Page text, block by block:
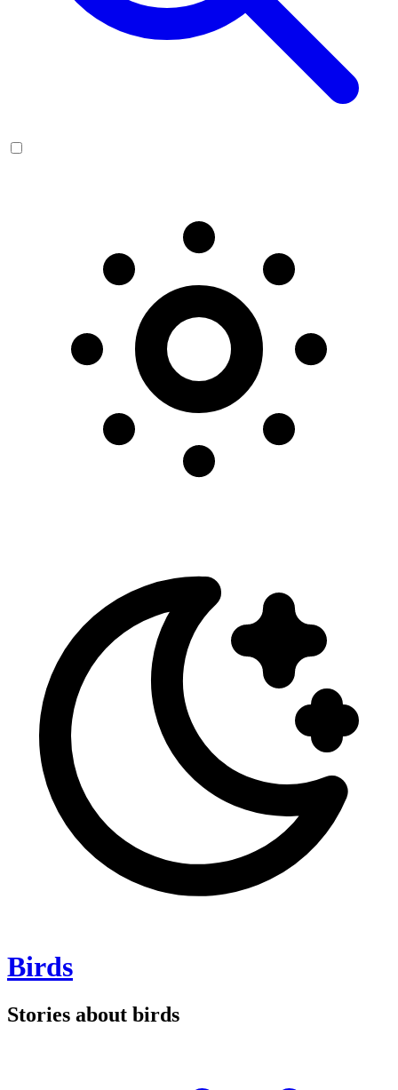
Birds
Stories about birds